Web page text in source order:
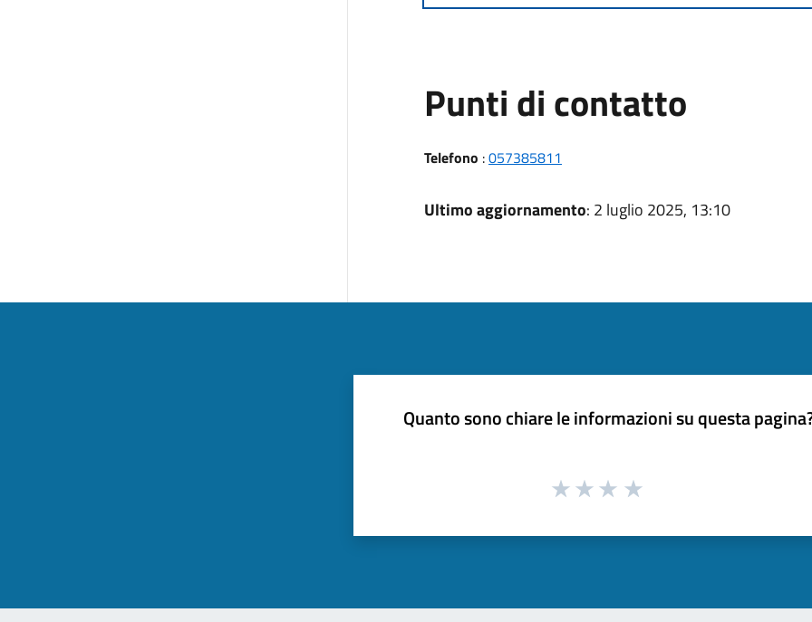
Punti di contatto
Telefono :057385811
Ultimo aggiornamento: 2 luglio 2025, 13:10
Quanto sono chiare le informazioni su questa